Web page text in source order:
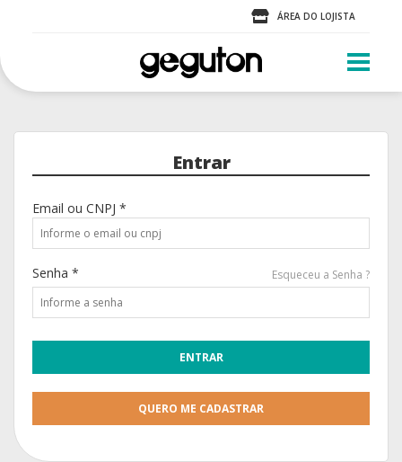
ÁREA DO LOJISTA
Entrar
Email ou CNPJ *
Senha * Esqueceu a Senha ?
QUERO ME CADASTRAR